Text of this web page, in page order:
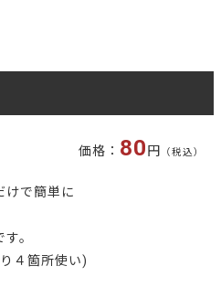
価格： 80 円 （税込）
けで簡単に
。
４箇所使い)